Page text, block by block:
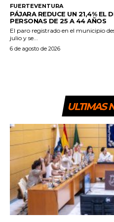
FUERTEVENTURA
PÁJARA REDUCE UN 21,4% EL
PERSONAS DE 25 A 44 AÑOS
El paro registrado en el municipio
julio y se...
6 de agosto de 2026
ULTIMAS